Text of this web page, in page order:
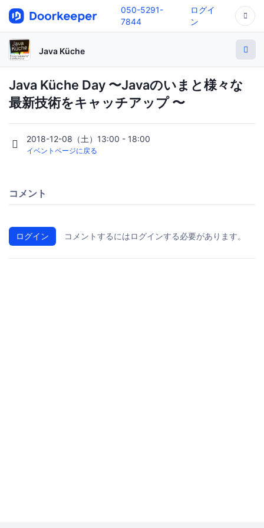
050-5291-
7844
ログイ
ン
Java Küche
Java Küche Day 〜Javaのいまと様々な
最新技術をキャッチアップ 〜
2018-12-08（土）13:00 - 18:00
イベントページに戻る
コメント
ログイン コメントするにはログインする必要があります。